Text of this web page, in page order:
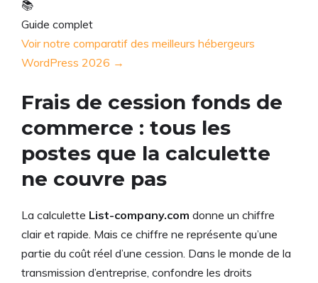
📚
Guide complet
Voir notre comparatif des meilleurs hébergeurs
WordPress 2026 →
Frais de cession fonds de
commerce : tous les
postes que la calculette
ne couvre pas
La calculette List-company.com donne un chiffre
clair et rapide. Mais ce chiffre ne représente qu’une
partie du coût réel d’une cession. Dans le monde de la
transmission d’entreprise, confondre les droits